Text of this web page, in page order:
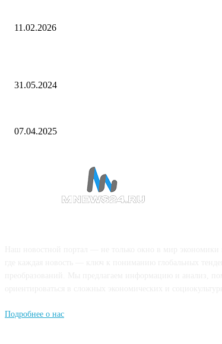
11.02.2026
31.05.2024
07.04.2025
Подробнее о нас